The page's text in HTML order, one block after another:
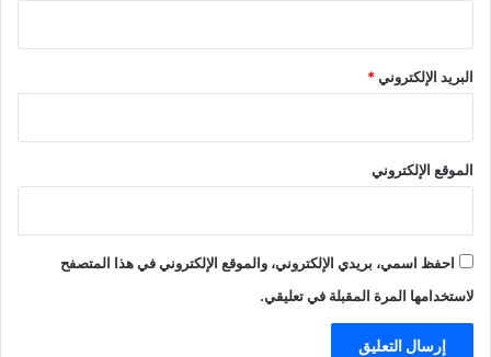
البريد الإلكتروني*
الموقع الإلكتروني
احفظ اسمي، بريدي الإلكتروني، والموقع الإلكتروني في هذا المتصفح
لاستخدامها المرة المقبلة في تعليقي.